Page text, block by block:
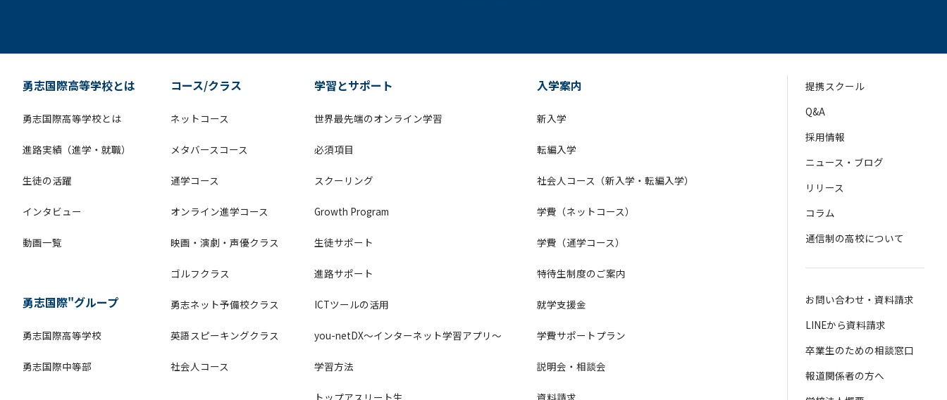
勇志国際高等学校とは
勇志国際高等学校とは
進路実績（進学・就職）
生徒の活躍
インタビュー
動画一覧
勇志国際"グループ
勇志国際高等学校
勇志国際中等部
コース/クラス
ネットコース
メタバースコース
通学コース
オンライン進学コース
映画・演劇・声優クラス
ゴルフクラス
勇志ネット予備校クラス
英語スピーキングクラス
社会人コース
学習とサポート
世界最先端のオンライン学習
必須項目
スクーリング
Growth Program
生徒サポート
進路サポート
ICTツールの活用
you-netDX～インターネット学習アプリ～
学習方法
入学案内
新入学
転編入学
社会人コース（新入学・転編入学）
学費（ネットコース）
学費（通学コース）
特待生制度のご案内
就学支援金
学費サポートプラン
説明会・相談会
提携スクール
Q&A
採用情報
ニュース・ブログ
リリース
コラム
通信制の高校について
お問い合わせ・資料請求
LINEから資料請求
卒業生のための相談窓口
報道関係者の方へ